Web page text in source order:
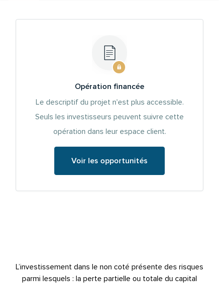
Opération financée
Le descriptif du projet n'est plus accessible.
Seuls les investisseurs peuvent suivre cette
opération dans leur espace client.
Voir les opportunités
L’investissement dans le non coté présente des risques
parmi lesquels : la perte partielle ou totale du capital